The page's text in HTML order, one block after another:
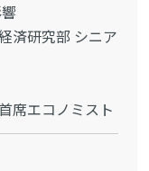
済研究部 シニア
席エコノミスト